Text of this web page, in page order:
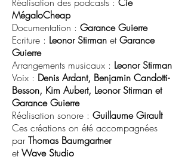
MégaloCheap
Documentation : Garance Guierre
Ecriture : Leonor Stirman etGarance
Guierre
Arrangements musicaux : Leonor Stirman
Voix : Denis Ardant, Benjamin Candotti-
Besson, Kim Aubert, Leonor Stirman et
Garance Guierre
Réalisation sonore : Guillaume Girault
Ces créations on été accompagnées
parThomas Baumgartner
etWave Studio